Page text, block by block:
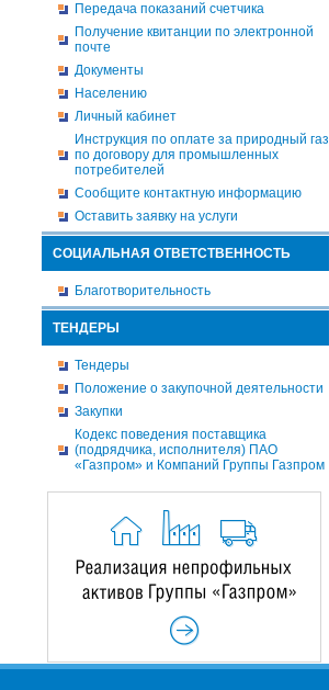
Передача показаний счетчика
Получение квитанции по электронной
почте
Документы
Населению
Личный кабинет
Инструкция по оплате за природный газ
по договору для промышленных
потребителей
Сообщите контактную информацию
Оставить заявку на услуги
СОЦИАЛЬНАЯ ОТВЕТСТВЕННОСТЬ
Благотворительность
ТЕНДЕРЫ
Тендеры
Положение о закупочной деятельности
Закупки
Кодекс поведения поставщика
(подрядчика, исполнителя) ПАО
«Газпром» и Компаний Группы Газпром